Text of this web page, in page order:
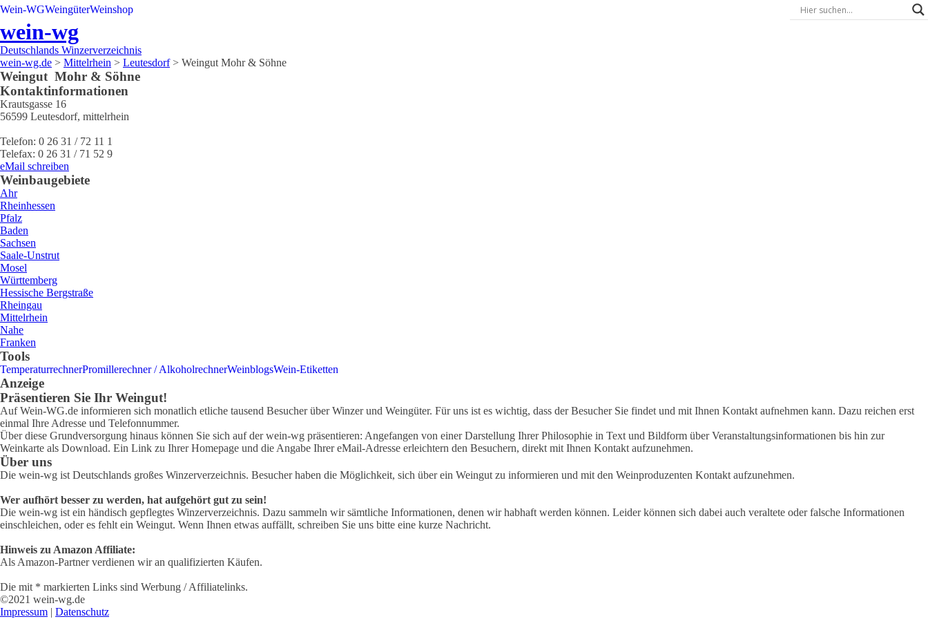
Wein-WGWeingüterWeinshop
wein-wg
Deutschlands Winzerverzeichnis
wein-wg.de > Mittelrhein > Leutesdorf> Weingut Mohr & Söhne
Weingut Mohr & Söhne
Kontaktinformationen
Krautsgasse 16
56599 Leutesdorf, mittelrhein
Telefon: 0 26 31 / 72 11 1
Telefax: 0 26 31 / 71 52 9
eMail schreiben
Weinbaugebiete
Ahr
Rheinhessen
Pfalz
Baden
Sachsen
Saale-Unstrut
Mosel
Württemberg
Hessische Bergstraße
Rheingau
Mittelrhein
Nahe
Franken
Tools
TemperaturrechnerPromillerechner / AlkoholrechnerWeinblogsWein-Etiketten
Anzeige
Präsentieren Sie Ihr Weingut!
Auf Wein-WG.de informieren sich monatlich etliche tausend Besucher über Winzer und Weingüter. Für uns ist es wichtig, dass der Besucher Sie findet und mit Ihnen Kontakt aufnehmen kann. Dazu reichen erst
einmal Ihre Adresse und Telefonnummer.
Über diese Grundversorgung hinaus können Sie sich auf der wein-wg präsentieren: Angefangen von einer Darstellung Ihrer Philosophie in Text und Bildform über Veranstaltungsinformationen bis hin zur
Weinkarte als Download. Ein Link zu Ihrer Homepage und die Angabe Ihrer eMail-Adresse erleichtern den Besuchern, direkt mit Ihnen Kontakt aufzunehmen.
Über uns
Die wein-wg ist Deutschlands großes Winzerverzeichnis. Besucher haben die Möglichkeit, sich über ein Weingut zu informieren und mit den Weinproduzenten Kontakt aufzunehmen.
Wer aufhört besser zu werden, hat aufgehört gut zu sein!
Die wein-wg ist ein händisch gepflegtes Winzerverzeichnis. Dazu sammeln wir sämtliche Informationen, denen wir habhaft werden können. Leider können sich dabei auch veraltete oder falsche Informationen
einschleichen, oder es fehlt ein Weingut. Wenn Ihnen etwas auffällt, schreiben Sie uns bitte eine kurze Nachricht.
Hinweis zu Amazon Affiliate:
Als Amazon-Partner verdienen wir an qualifizierten Käufen.
Die mit * markierten Links sind Werbung / Affiliatelinks.
©2021 wein-wg.de
Impressum | Datenschutz